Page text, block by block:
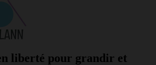
liberté pour grandir et